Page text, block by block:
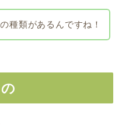
種類があるんですね！